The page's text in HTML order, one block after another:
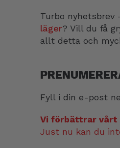
Turbo
läger? Vill du få
allt detta och
Fyll i din e-post
Vi förbättrar vårt
Just nu kan du